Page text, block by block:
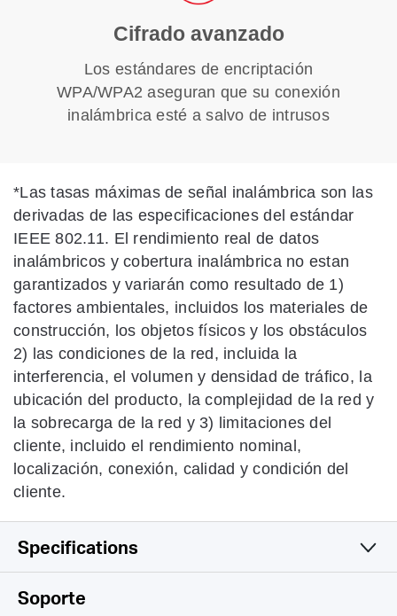
Cifrado avanzado
Los estándares de encriptación
WPA/WPA2 aseguran que su conexión
inalámbrica esté a salvo de intrusos
*Las tasas máximas de señal inalámbrica son las
derivadas de las especificaciones del estándar
IEEE 802.11. El rendimiento real de datos
inalámbricos y cobertura inalámbrica no estan
garantizados y variarán como resultado de 1)
factores ambientales, incluidos los materiales de
construcción, los objetos físicos y los obstáculos
2) las condiciones de la red, incluida la
interferencia, el volumen y densidad de tráfico, la
ubicación del producto, la complejidad de la red y
la sobrecarga de la red y 3) limitaciones del
cliente, incluido el rendimiento nominal,
localización, conexión, calidad y condición del
cliente.
Specifications
Wireless
Soporte